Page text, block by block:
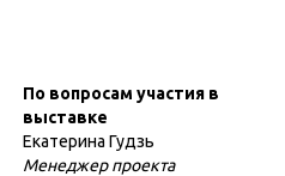
По вопросам участия в
выставке
Екатерина Гудзь
Менеджер проекта